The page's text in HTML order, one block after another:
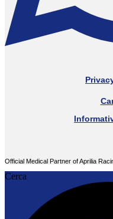
Official Medical Partner of Aprilia
Cerca